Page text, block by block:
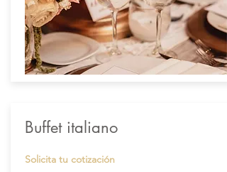
Solicita tu cotización
Buffet italiano